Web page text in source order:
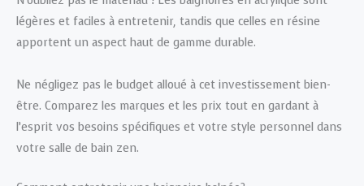
légères et faciles à entretenir, tandis que celles en résine
apportent un aspect haut de gamme durable.
Ne négligez pas le budget alloué à cet investissement bien-
être. Comparez les marques et les prix tout en gardant à
l’esprit vos besoins spécifiques et votre style personnel dans
votre salle de bain zen.